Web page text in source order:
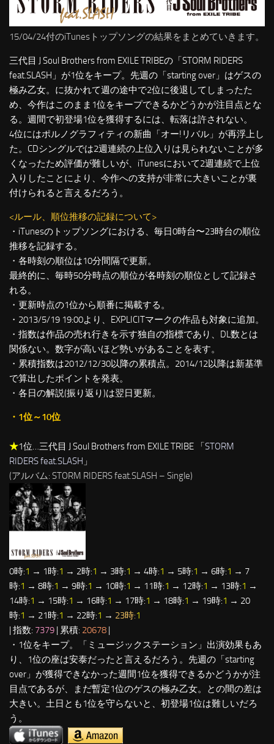
15/04/24付のiTunesトップソングの結果をまとめていきます。
三代目 J Soul Brothers from EXILE TRIBEの「STORM RIDERS
feat.SLASH」が1位をキープ。先週の「starting over」はゲスの
極み乙女。に抜かれて週の途中で2位に後退してしまったた
め、今作はこのまま1位をキープできるかどうかが注目点とな
る。週間で初登場1位を獲得するには、転落は許されない。
4位にはポルノグラフィティの新曲「オー!リバル」が再浮上し
た。CDシングルでは2週連続の上位入りは見られないことが多
くなったため評価が難しいが、iTunesにおいて2週連続で上位
入りしたことにより、今作への支持が非常に大きいことが裏
付けられると言えるだろう。
<ルール、順位推移の記録について>
・iTunesのトップソングにおける、毎日0時台〜23時台の順位
推移を記録する。
・各時刻の順位は10分間隔で更新。
最終的に、毎時50分時点の順位が各時刻の順位として記録さ
れる。
・更新時点の1位から順番に掲載する。
・2013/5/19 19:00より、EXPLICITマークの作品も対象に追加。
・指数は作品の売れ行きを示す独自の指標であり、DL数とは
関係ない。数字が高いほど勢いがあることを表す。
・累積指数は2012/12/30以降の累積点。2014/12以降は新基準
で算出したポイントを発表。
・各日の解説(振り返り)は翌日更新。
・1位～10位
★1位…三代目 J Soul Brothers from EXILE TRIBE 「STORM
RIDERS feat.SLASH 」
(アルバム: STORM RIDERS feat.SLASH – Single)
0時:1 → 1時:1 → 2時:1 → 3時:1 → 4時:1 → 5時:1 → 6時:1 → 7
時:1 → 8時:1 → 9時:1 → 10時:1 → 11時:1 → 12時:1 → 13時:1 →
14時:1 → 15時:1 → 16時:1 → 17時:1 → 18時:1 → 19時:1 → 20
時:1 → 21時:1 → 22時:1 → 23時:1
| 指数: 7379 | 累積: 20678 |
・1位をキープ。「ミュージックステーション」出演効果もあ
り、1位の座は安泰だったと言えるだろう。先週の「starting
over」が獲得できなかった週間1位を獲得できるかどうかが注
目点であるが、まだ暫定1位のゲスの極み乙女。との間の差は
大きい。土日とも1位を守らないと、初登場1位は難しいだろ
う。